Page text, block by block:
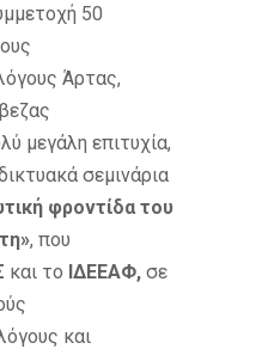
50
Άρτας,
μεγάλη επιτυχία,
σεμινάρια
φροντίδα του
, που
και το ΙΔΕΕΑΦ, σε
και